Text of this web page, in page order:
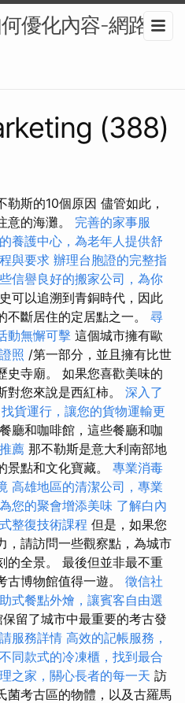
優化內容-網路行
(388)
斯的10個原因 儘管如此，
意的海灘。 完善的家事服
養護中心，為老年人提供舒
與要求 辦理台胞證的完整指
信譽良好的搬家公司，為你
可以追溯到青銅時代，因此
斷居住的定居點之一。 尋
動無懈可擊 這個城市擁有歐
照 /第一部分，並且擁有比世
史寺廟。 如果您喜歡美味的
對您來說是西紅柿。 深入了
找貨運行，讓您的貨物運輸更
廳和咖啡館，這些餐廳和咖
薦 那不勒斯是意大利南部地
景點和文化寶藏。 專業消毒
高雄地區的清潔公司，專業
您的聚會增添美味 了解白內
整復技術課程 但是，如果您
，請訪問一些觀察點，為城市
的全景。 最後但並非最不重
古博物館值得一遊。 徵信社
式餐點外燴，讓賓客自由選
留了城市中最重要的考古發
服務詳情 高效的記帳服務，
同款式的冷凍櫃，找到最合
之家，關心長者的每一天 訪
菌考古區的物體，以及古羅馬